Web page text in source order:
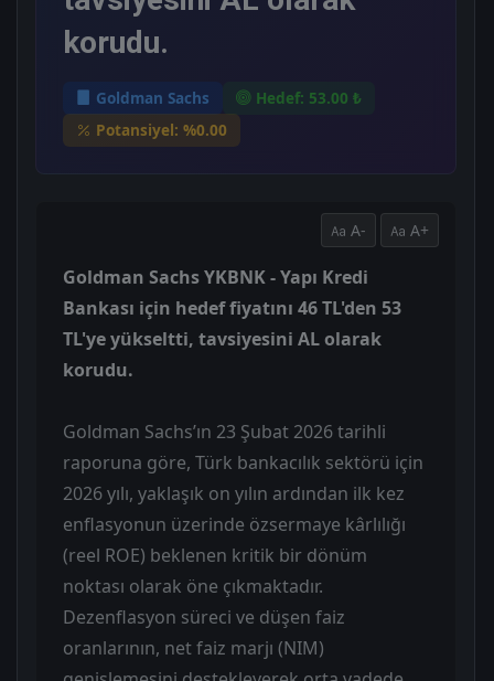
korudu.
Goldman Sachs
Hedef: 53.00 ₺
Potansiyel: %0.00
A- A+
Goldman Sachs YKBNK - Yapı Kredi
Bankası için hedef fiyatını 46 TL'den 53
TL'ye yükseltti, tavsiyesini AL olarak
korudu.
Goldman Sachs’ın 23 Şubat 2026 tarihli
raporuna göre, Türk bankacılık sektörü için
2026 yılı, yaklaşık on yılın ardından ilk kez
enflasyonun üzerinde özsermaye kârlılığı
(reel ROE) beklenen kritik bir dönüm
noktası olarak öne çıkmaktadır.
Dezenflasyon süreci ve düşen faiz
oranlarının, net faiz marjı (NIM)